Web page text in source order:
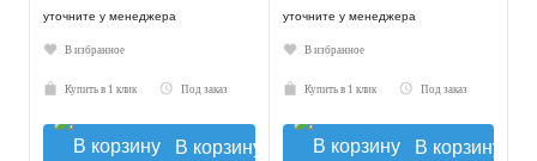
уточните у менеджера
В избранное
Купить в 1 клик Под заказ
В корзину
уточните у менеджера
В избранное
Купить в 1 клик Под заказ
В корзину